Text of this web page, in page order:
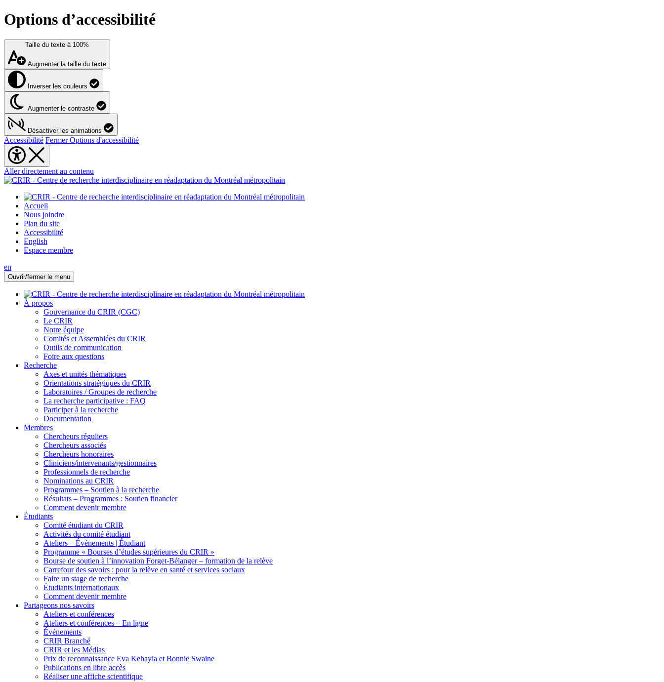
Options d’accessibilité
Taille du texte à 100%
Augmenter la taille du texte
Inverser les couleurs
Augmenter le contraste
Désactiver les animations
Accessibilité Fermer Options d'accessibilité
Aller directement au contenu
Accueil
Nous joindre
Plan du site
Accessibilité
English
Espace membre
en
Ouvrir/fermer le menu
À propos
Gouvernance du CRIR (CGC)
Le CRIR
Notre équipe
Comités et Assemblées du CRIR
Outils de communication
Foire aux questions
Recherche
Axes et unités thématiques
Orientations stratégiques du CRIR
Laboratoires / Groupes de recherche
La recherche participative : FAQ
Participer à la recherche
Documentation
Membres
Chercheurs réguliers
Chercheurs associés
Chercheurs honoraires
Cliniciens/intervenants/gestionnaires
Professionnels de recherche
Nominations au CRIR
Programmes – Soutien à la recherche
Résultats – Programmes : Soutien financier
Comment devenir membre
Étudiants
Comité étudiant du CRIR
Activités du comité étudiant
Ateliers – Événements | Étudiant
Programme « Bourses d’études supérieures du CRIR »
Bourse de soutien à l’innovation Forget-Bélanger – formation de la relève
Carrefour des savoirs : pour la relève en santé et services sociaux
Faire un stage de recherche
Étudiants internationaux
Comment devenir membre
Partageons nos savoirs
Ateliers et conférences
Ateliers et conférences – En ligne
Événements
CRIR Branché
CRIR et les Médias
Prix de reconnaissance Eva Kehayia et Bonnie Swaine
Publications en libre accès
Réaliser une affiche scientifique